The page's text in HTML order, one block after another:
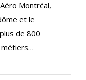
Montréal,
et le
de 800
métiers…